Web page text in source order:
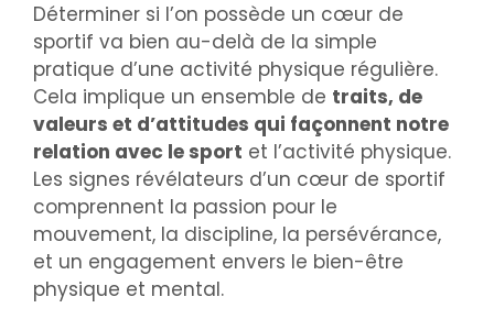
Déterminer si l’on possède un cœur de
sportif va bien au-delà de la simple
pratique d’une activité physique régulière.
Cela implique un ensemble de traits, de
valeurs et d’attitudes qui façonnent notre
relation avec le sport et l’activité physique.
Les signes révélateurs d’un cœur de sportif
comprennent la passion pour le
mouvement, la discipline, la persévérance,
et un engagement envers le bien-être
physique et mental.